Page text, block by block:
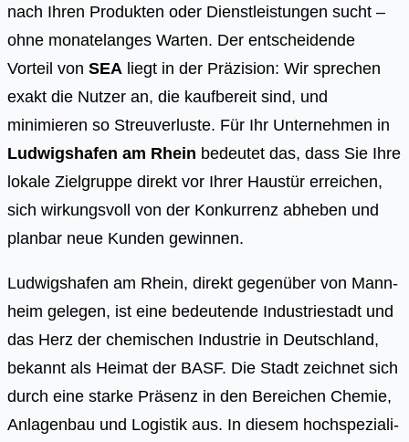
nach Ihren Produkten oder Dienstleistungen sucht –
ohne monatelanges Warten. Der entscheidende
Vorteil von SEA liegt in der Präzision: Wir sprechen
exakt die Nutzer an, die kaufbereit sind, und
minimieren so Streuverluste. Für Ihr Unternehmen in
Ludwigshafen am Rhein bedeutet das, dass Sie Ihre
lokale Zielgruppe direkt vor Ihrer Haustür erreichen,
sich wirkungsvoll von der Konkurrenz abheben und
planbar neue Kunden gewinnen.
Lud­wigs­ha­fen am Rhein, direkt gegen­über von Mann­
heim gele­gen, ist eine bedeu­ten­de Indus­trie­stadt und
das Herz der che­mi­schen Indus­trie in Deutsch­land,
bekannt als Hei­mat der BASF. Die Stadt zeich­net sich
durch eine star­ke Prä­senz in den Berei­chen Che­mie,
Anla­gen­bau und Logis­tik aus. In die­sem hoch­spe­zia­li­